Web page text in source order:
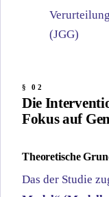
(JGG)
Die
Fokus auf
Theoretische
Das der Studie